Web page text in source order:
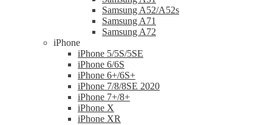
Samsung A52/A52s
Samsung A71
Samsung A72
iPhone
iPhone 5/5S/5SE
iPhone 6/6S
iPhone 6+/6S+
iPhone 7/8/8SE 2020
iPhone 7+/8+
iPhone X
iPhone XR